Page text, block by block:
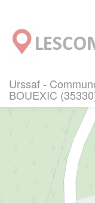
Urssaf -
BOUEXIC